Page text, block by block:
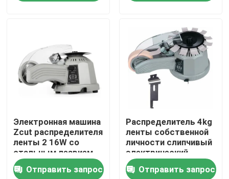
Проверка качества
Свяжитесь мы
Новости
Электрический распределитель ленты
Электронная машина
Zcut распределителя
ленты 2 16W со
стальным лезвием
Отправить запрос
Распределитель 4kg
ленты собственной
личности слипчивый
электрический,
резец ленты OEM
автоматический
Отправить запрос